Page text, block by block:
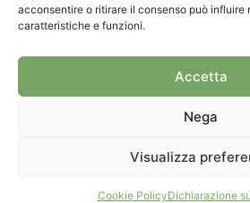
acconsentire o ritirare il consenso può influire
caratteristiche e funzioni.
Accetta
Nega
Visualizza
Cookie PolicyDichiarazione
30 anni per il Mulino di Bruzella
Chiasso, la polizia ha una nuova guida